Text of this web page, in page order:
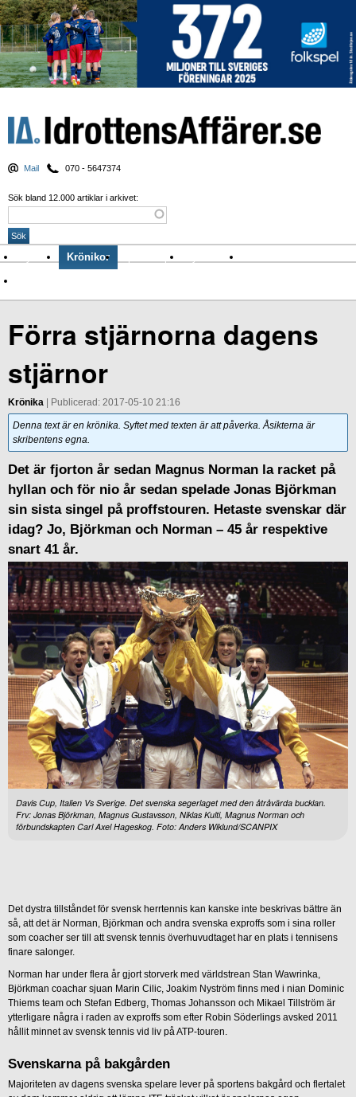
Mail 070 - 5647374
Sök bland 12.000 artiklar i arkivet:
Nyheter Krönikor Sport & spel Nyhetsbrev
Förra stjärnorna dagens
stjärnor
Krönika | Publicerad: 2017-05-10 21:16
Denna text är en krönika. Syftet med texten är att påverka. Åsikterna är
skribentens egna.
Det är fjorton år sedan Magnus Norman la racket på
hyllan och för nio år sedan spelade Jonas Björkman
sin sista singel på proffstouren. Hetaste svenskar där
idag? Jo, Björkman och Norman – 45 år respektive
snart 41 år.
Davis Cup, Italien Vs Sverige. Det svenska segerlaget med den åtråvärda bucklan.
Frv: Jonas Björkman, Magnus Gustavsson, Niklas Kulti, Magnus Norman och
förbundskapten Carl Axel Hageskog. Foto: Anders Wiklund/SCANPIX
Det dystra tillståndet för svensk herrtennis kan kanske inte beskrivas bättre än
så, att det är Norman, Björkman och andra svenska exproffs som i sina roller
som coacher ser till att svensk tennis överhuvudtaget har en plats i tennisens
finare salonger.
Norman har under flera år gjort storverk med världstrean Stan Wawrinka,
Björkman coachar sjuan Marin Cilic, Joakim Nyström finns med i nian Dominic
Thiems team och Stefan Edberg, Thomas Johansson och Mikael Tillström är
ytterligare några i raden av exproffs som efter Robin Söderlings avsked 2011
hållit minnet av svensk tennis vid liv på ATP-touren.
Svenskarna på bakgården
Majoriteten av dagens svenska spelare lever på sportens bakgård och flertalet